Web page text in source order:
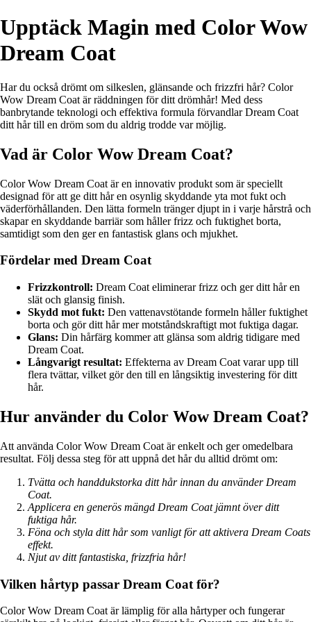
Upptäck Magin med Color Wow
Dream Coat
Har du också drömt om silkeslen, glänsande och frizzfri hår? Color
Wow Dream Coat är räddningen för ditt drömhår! Med dess
banbrytande teknologi och effektiva formula förvandlar Dream Coat
ditt hår till en dröm som du aldrig trodde var möjlig.
Vad är Color Wow Dream Coat?
Color Wow Dream Coat är en innovativ produkt som är speciellt
designad för att ge ditt hår en osynlig skyddande yta mot fukt och
väderförhållanden. Den lätta formeln tränger djupt in i varje hårstrå och
skapar en skyddande barriär som håller frizz och fuktighet borta,
samtidigt som den ger en fantastisk glans och mjukhet.
Fördelar med Dream Coat
Frizzkontroll: Dream Coat eliminerar frizz och ger ditt hår en
slät och glansig finish.
Skydd mot fukt: Den vattenavstötande formeln håller fuktighet
borta och gör ditt hår mer motståndskraftigt mot fuktiga dagar.
Glans: Din hårfärg kommer att glänsa som aldrig tidigare med
Dream Coat.
Långvarigt resultat: Effekterna av Dream Coat varar upp till
flera tvättar, vilket gör den till en långsiktig investering för ditt
hår.
Hur använder du Color Wow Dream Coat?
Att använda Color Wow Dream Coat är enkelt och ger omedelbara
resultat. Följ dessa steg för att uppnå det hår du alltid drömt om:
Tvätta och handdukstorka ditt hår innan du använder Dream
Coat.
Applicera en generös mängd Dream Coat jämnt över ditt
fuktiga hår.
Föna och styla ditt hår som vanligt för att aktivera Dream Coats
effekt.
Njut av ditt fantastiska, frizzfria hår!
Vilken hårtyp passar Dream Coat för?
Color Wow Dream Coat är lämplig för alla hårtyper och fungerar